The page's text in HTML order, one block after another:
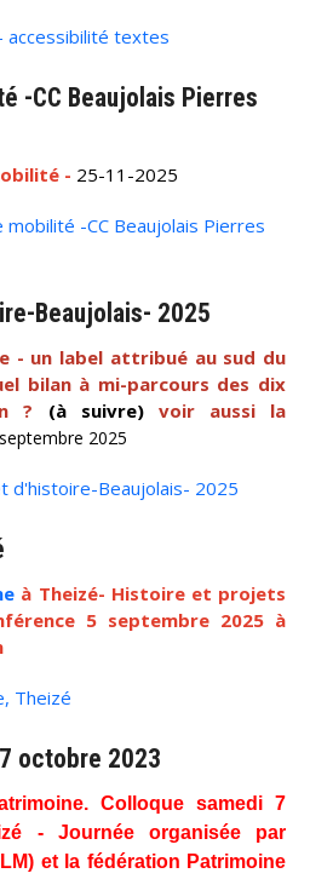
accessibilité textes
-CC Beaujolais Pierres
- 25-11-2025
mobilité -CC Beaujolais Pierres
Beaujolais- 2025
- un label attribué au sud du
bilan à mi-parcours des dix
? (à suivre)voir aussi la
septembre 2025
d'histoire-Beaujolais- 2025
à Theizé- Histoire et projets
5 septembre 2025 à
Theizé
octobre 2023
Colloque samedi 7
- Journée organisée par
et la fédération Patrimoine